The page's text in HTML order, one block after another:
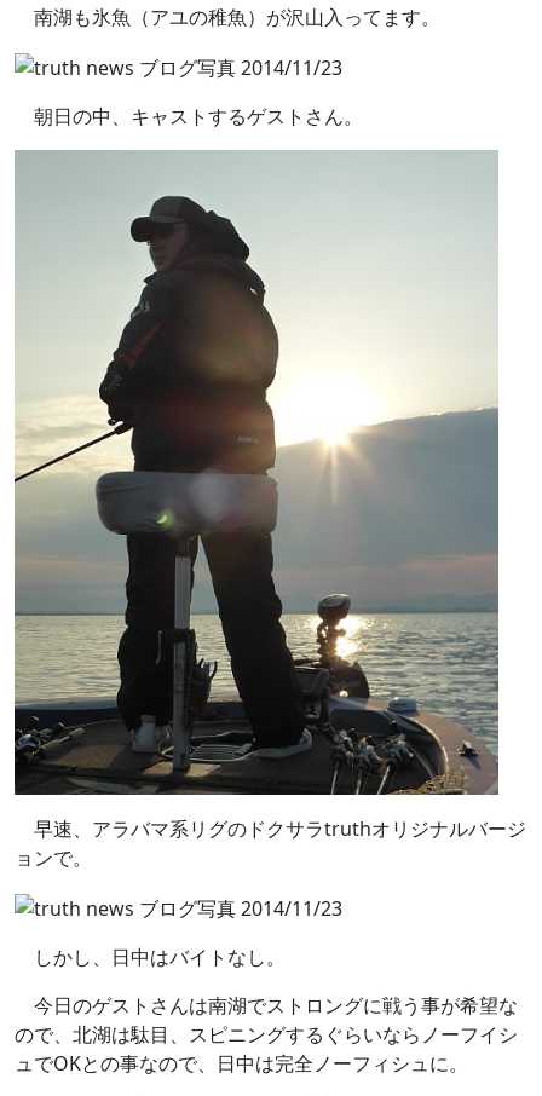
南湖も氷魚（アユの稚魚）が沢山入ってます。
朝日の中、キャストするゲストさん。
早速、アラバマ系リグのドクサラtruthオリジナルバージ
ョンで。
しかし、日中はバイトなし。
今日のゲストさんは南湖でストロングに戦う事が希望な
ので、北湖は駄目、スピニングするぐらいならノーフイシ
ュでOKとの事なので、日中は完全ノーフィシュに。